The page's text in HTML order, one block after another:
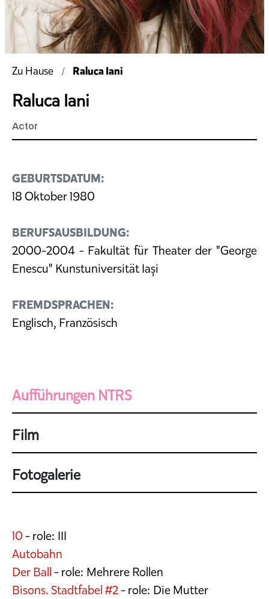
Zu Hause Raluca Iani
Raluca Iani
Actor
GEBURTSDATUM:
18 Oktober 1980
BERUFSAUSBILDUNG:
2000-2004 - Fakultät für Theater der "George
Enescu" Kunstuniversität Iași
FREMDSPRACHEN:
Englisch, Französisch
Aufführungen NTRS
Film
Fotogalerie
10- role: III
Autobahn
Der Ball- role: Mehrere Rollen
Bisons. Stadtfabel #2- role: Die Mutter